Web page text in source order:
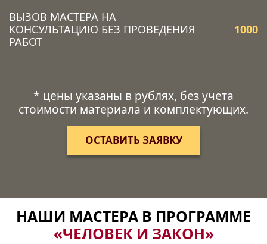
ВЫЗОВ МАСТЕРА НА
КОНСУЛЬТАЦИЮ БЕЗ ПРОВЕДЕНИЯ
РАБОТ
1000
* цены указаны в рублях, без учета
стоимости материала и комплектующих.
ОСТАВИТЬ ЗАЯВКУ
НАШИ МАСТЕРА В ПРОГРАММЕ
«ЧЕЛОВЕК И ЗАКОН»